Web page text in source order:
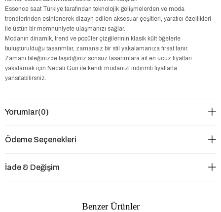
Essence saat Türkiye tarafından teknolojik gelişmelerden ve moda
trendlerinden esinlenerek dizayn edilen aksesuar çeşitleri, yaratıcı özellikleri
ile üstün bir memnuniyete ulaşmanızı sağlar.
Modanın dinamik, trend ve popüler çizgilerinin klasik kült öğelerle
buluşturulduğu tasarımlar, zamansız bir stil yakalamanıza fırsat tanır.
Zamanı bileğinizde taşıdığınız sonsuz tasarımlara ait en ucuz fiyatları
yakalamak için Necati Gün ile kendi modanızı indirimli fiyatlarla
yansıtabilirsniz.
Yorumlar(0)
Ödeme Seçenekleri
İade & Değişim
Benzer Ürünler